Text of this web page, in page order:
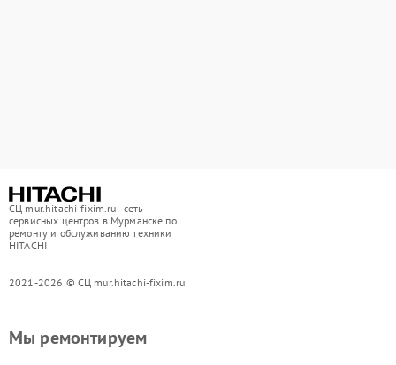
СЦ mur.hitachi-fixim.ru - сеть
сервисных центров в Мурманске по
ремонту и обслуживанию техники
HITACHI
2021-2026 © СЦ mur.hitachi-fixim.ru
Мы ремонтируем